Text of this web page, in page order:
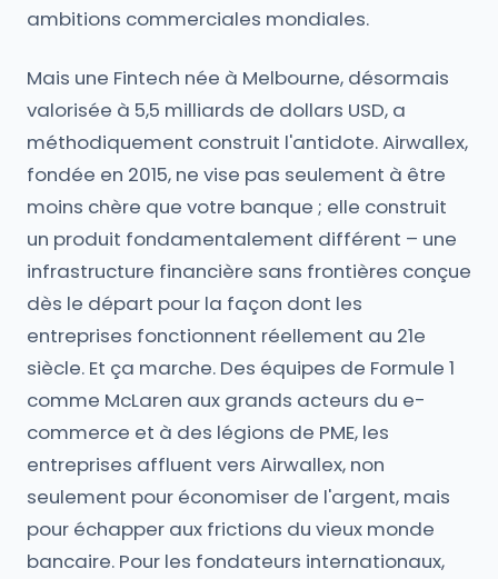
ambitions commerciales mondiales.
Mais une Fintech née à Melbourne, désormais
valorisée à 5,5 milliards de dollars USD, a
méthodiquement construit l'antidote. Airwallex,
fondée en 2015, ne vise pas seulement à être
moins chère que votre banque ; elle construit
un produit fondamentalement différent – une
infrastructure financière sans frontières conçue
dès le départ pour la façon dont les
entreprises fonctionnent réellement au 21e
siècle. Et ça marche. Des équipes de Formule 1
comme McLaren aux grands acteurs du e-
commerce et à des légions de PME, les
entreprises affluent vers Airwallex, non
seulement pour économiser de l'argent, mais
pour échapper aux frictions du vieux monde
bancaire. Pour les fondateurs internationaux,